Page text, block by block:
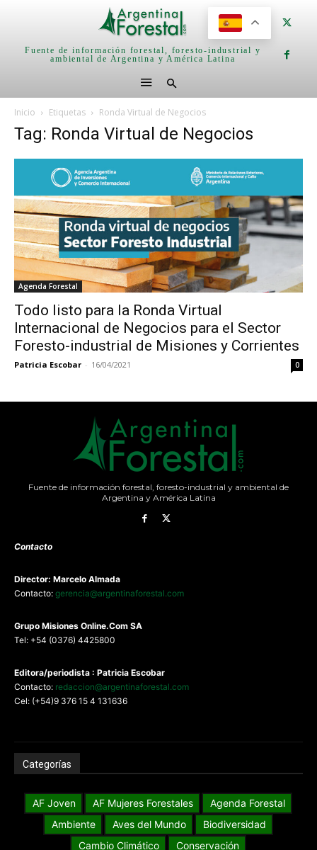
Fuente de información forestal, foresto-industrial y
ambiental de Argentina y América Latina
Inicio Etiquetas Ronda Virtual de Negocios
Tag: Ronda Virtual de Negocios
Agenda Forestal
Todo listo para la Ronda Virtual
Internacional de Negocios para el Sector
Foresto-industrial de Misiones y Corrientes
Patricia Escobar - 16/04/2021 0
Fuente de información forestal, foresto-industrial y ambiental de
Argentina y América Latina
Contacto
Director: Marcelo Almada
Contacto: gerencia@argentinaforestal.com
Grupo Misiones Online.Com SA
Tel: +54 (0376) 4425800
Editora/periodista : Patricia Escobar
Contacto: redaccion@argentinaforestal.com
Cel: (+54)9 376 15 4 131636
Categorías
AF Joven AF Mujeres Forestales
Agenda Forestal
Ambiente
Aves del Mundo
Biodiversidad
Cambio Climático
Conservación